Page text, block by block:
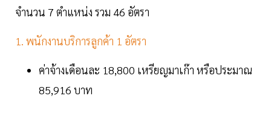
จำนวน 7 ตำแหน่ง รวม 46 อัตรา
1. พนักงานบริการลูกค้า 1 อัตรา
ค่าจ้างเดือนละ 18,800 เหรียญมาเก๊า หรือประมาณ
85,916 บาท